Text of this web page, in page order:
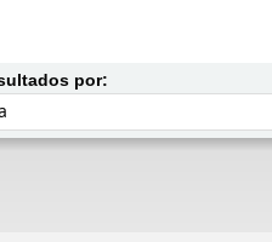
por:Ordenar por: